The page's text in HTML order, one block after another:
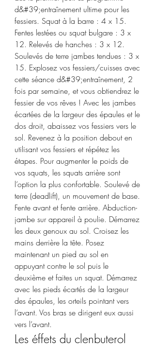
d&#39;entraînement ultime pour les
fessiers. Squat à la barre : 4 x 15.
Fentes lestées ou squat bulgare : 3 x
12. Relevés de hanches : 3 x 12.
Soulevés de terre jambes tendues : 3 x
15. Explosez vos fessiers/cuisses avec
cette séance d&#39;entraînement, 2
fois par semaine, et vous obtiendrez le
fessier de vos rêves ! Avec les jambes
écartées de la largeur des épaules et le
dos droit, abaissez vos fessiers vers le
sol. Revenez à la position debout en
utilisant vos fessiers et répétez les
étapes. Pour augmenter le poids de
vos squats, les squats arrière sont
l’option la plus confortable. Soulevé de
terre (deadlift), un mouvement de base.
Fente avant et fente arrière. Abduction-
jambe sur appareil à poulie. Démarrez
les deux genoux au sol. Croisez les
mains derrière la tête. Posez
maintenant un pied au sol en
appuyant contre le sol puis le
deuxième et faites un squat. Démarrez
avec les pieds écartés de la largeur
des épaules, les orteils pointant vers
l’avant. Vos bras se dirigent eux aussi
vers l’avant.
Les éffets du clenbuterol